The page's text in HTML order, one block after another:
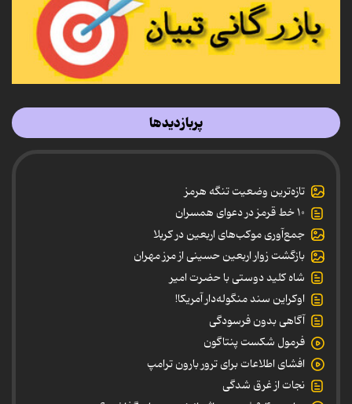
پربازدیدها
تازه‌ترین وضعیت تنگه هرمز
۱۰ خط قرمز در دعوای همسران
جمع‌آوری موکب‌های اربعین در کربلا
بازگشت زوار اربعین حسینی از مرز مهران
شاه کلید دوستی با حضرت امیر
اوکراین سند منگوله‌دار آمریکا!
آگاهی بدون فرسودگی
فرمول شکست پنتاگون
افشای اطلاعات برای ترور بارون ترامپ
نجات از غرق شدگی